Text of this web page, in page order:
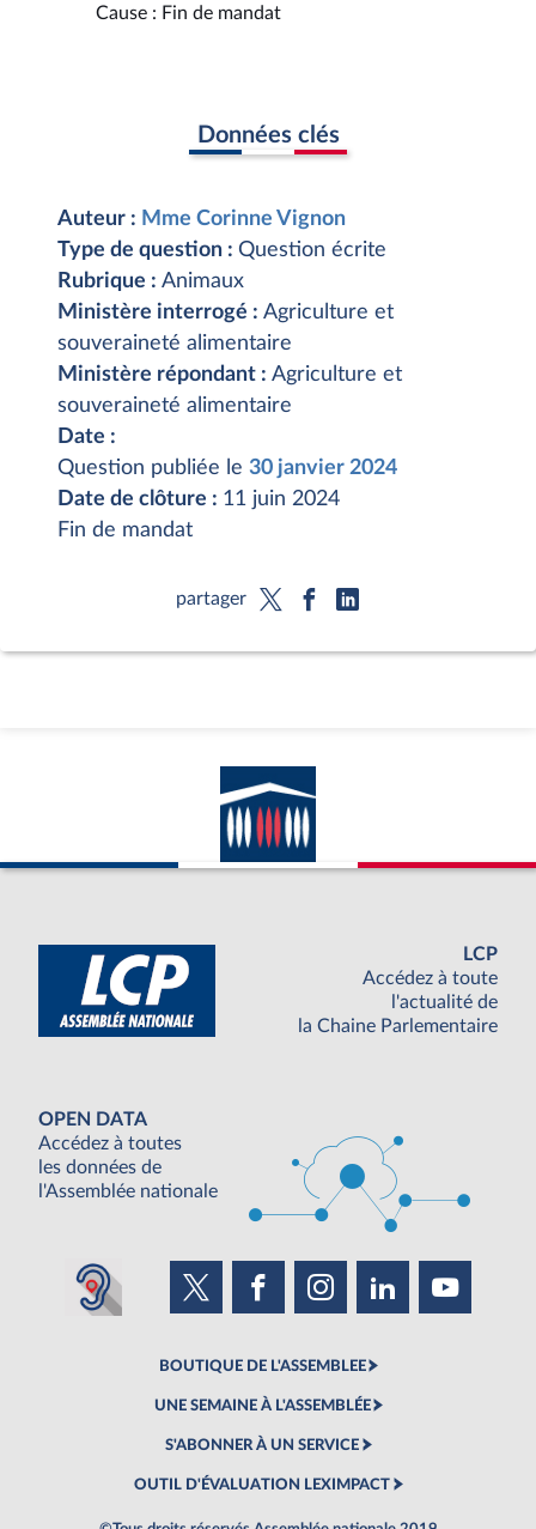
Cause : Fin de mandat
Données clés
Auteur : Mme Corinne Vignon
Type de question : Question écrite
Rubrique : Animaux
Ministère interrogé : Agriculture et
souveraineté alimentaire
Ministère répondant : Agriculture et
souveraineté alimentaire
Date :
Question publiée le 30 janvier 2024
Date de clôture : 11 juin 2024
Fin de mandat
partager
LCP
Accédez à toute
l'actualité de
la Chaine Parlementaire
OPEN DATA
Accédez à toutes
les données de
l'Assemblée nationale
BOUTIQUE DE L'ASSEMBLEE
UNE SEMAINE À L'ASSEMBLÉE
S'ABONNER À UN SERVICE
OUTIL D'ÉVALUATION LEXIMPACT